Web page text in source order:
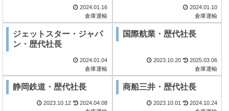
2024.01.16
倉庫運輸
2024.01.10
倉庫運輸
ジェットスター・ジャパ
ン・歴代社長
2024.01.04
倉庫運輸
国際航業・歴代社長
2023.10.20
2025.03.06
倉庫運輸
静岡鉄道・歴代社長
2023.10.12
2024.04.08
商船三井・歴代社長
2023.10.01
2024.10.24